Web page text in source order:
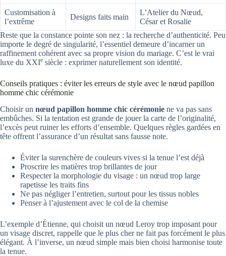
Customisation à
l’extrême
Designs faits main
L’Atelier du Nœud,
César et Rosalie
Reste que la constance pointe son nez : la recherche d’authenticité. Peu
importe le degré de singularité, l’essentiel demeure d’incarner un
raffinement cohérent avec sa propre vision du mariage. C’est le vrai
luxe du XXIe siècle : exprimer naturellement son identité.
Conseils pratiques : éviter les erreurs de style avec le nœud papillon
homme chic cérémonie
Choisir un nœud papillon homme chic cérémonie ne va pas sans
embûches. Si la tentation est grande de jouer la carte de l’originalité,
l’excès peut ruiner les efforts d’ensemble. Quelques règles gardées en
tête offrent l’assurance d’un résultat sans fausse note.
Éviter la surenchère de couleurs vives si la tenue l’est déjà
Proscrire les matières trop brillantes de jour
Respecter la morphologie du visage : un nœud trop large
rapetisse les traits fins
Ne pas négliger l’entretien, surtout pour les tissus nobles
Penser à l’ajustement avec le col de la chemise
L’exemple d’Étienne, qui choisit un nœud Leroy trop imposant pour
un visage discret, rappelle que le plus cher ne fait pas forcément le plus
élégant. À l’inverse, un nœud simple mais bien choisi harmonise toute
la tenue.